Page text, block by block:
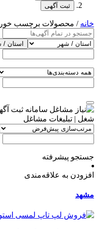
ثبت آگهی
خانه / محصولات برچسب
استان /
جستجو پیشرفته
افزودن به علاقه‌مندی
مشهد